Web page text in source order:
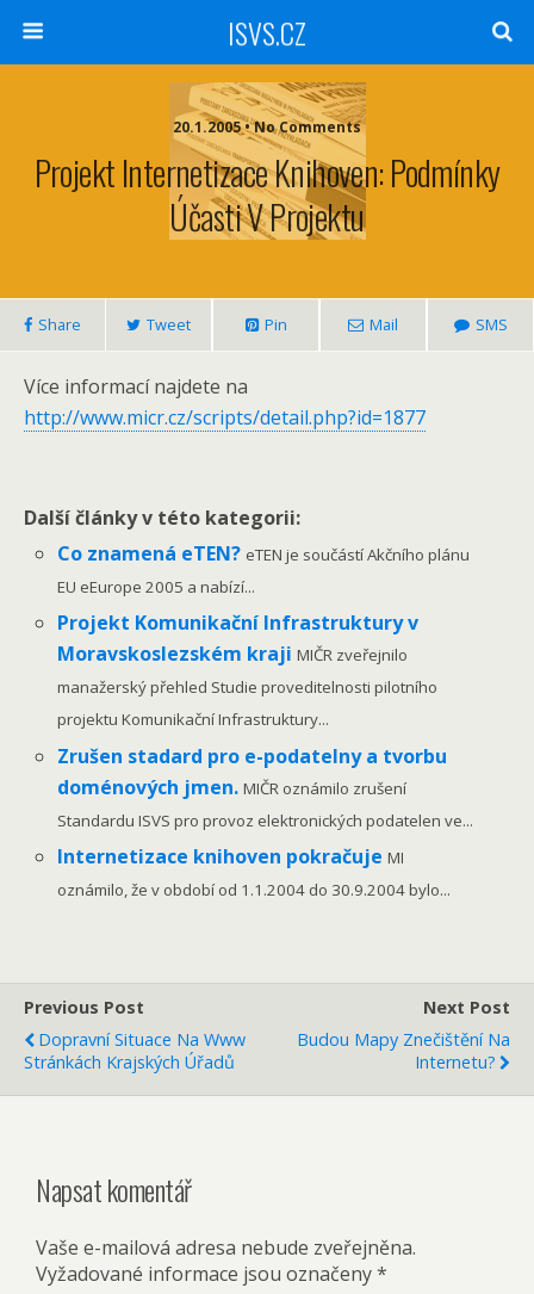
ISVS.CZ
20.1.2005 • No Comments
Projekt Internetizace Knihoven: Podmínky
Účasti V Projektu
Share Tweet Pin Mail SMS
Více informací najdete na
http://www.micr.cz/scripts/detail.php?id=1877
Další články v této kategorii:
Co znamená eTEN? eTEN je součástí Akčního plánu
EU eEurope 2005 a nabízí...
Projekt Komunikační Infrastruktury v
Moravskoslezském krajiMIČR zveřejnilo
manažerský přehled Studie proveditelnosti pilotního
projektu Komunikační Infrastruktury...
Zrušen stadard pro e-podatelny a tvorbu
doménových jmen.MIČR oznámilo zrušení
Standardu ISVS pro provoz elektronických podatelen ve...
Internetizace knihoven pokračujeMI
oznámilo, že v období od 1.1.2004 do 30.9.2004 bylo...
Previous Post
Dopravní Situace Na Www
Stránkách Krajských Úřadů
Next Post
Budou Mapy Znečištění Na
Internetu?
Napsat komentář
Vaše e-mailová adresa nebude zveřejněna.
Vyžadované informace jsou označeny*